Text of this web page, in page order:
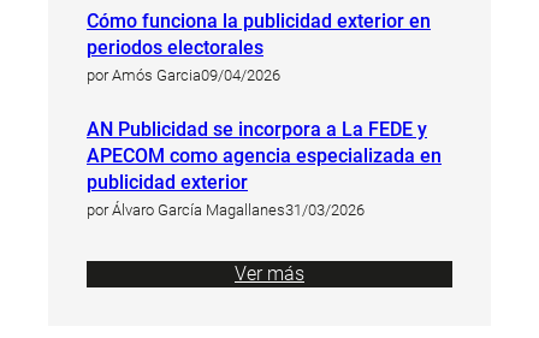
Cómo funciona la publicidad exterior en
periodos electorales
por Amós Garcia09/04/2026
AN Publicidad se incorpora a La FEDE y
APECOM como agencia especializada en
publicidad exterior
por Álvaro García Magallanes31/03/2026
Ver más